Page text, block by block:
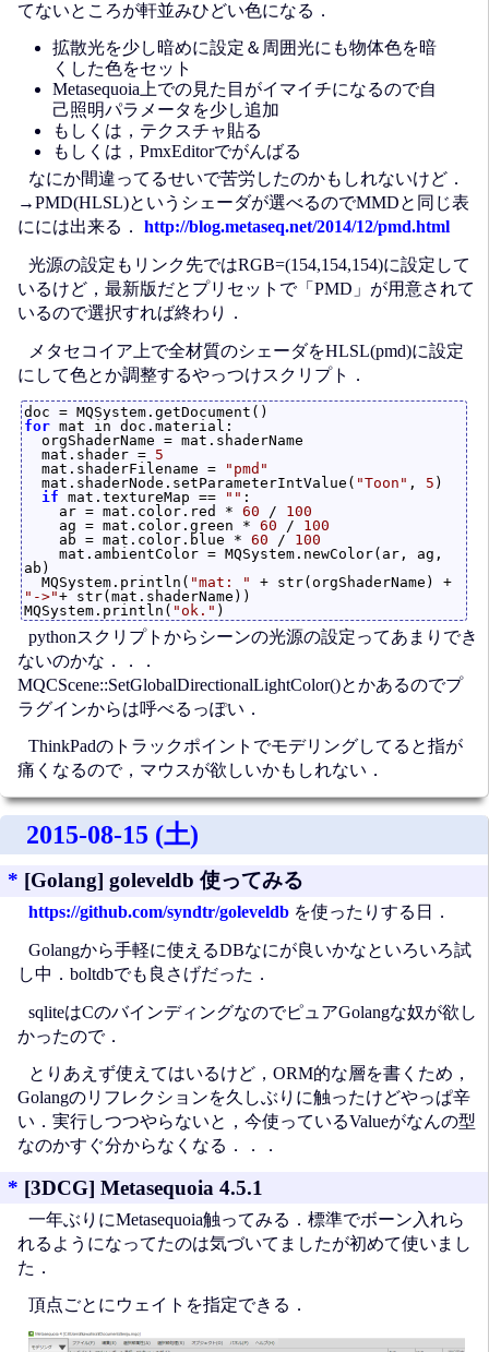
てないところが軒並みひどい色になる．
拡散光を少し暗めに設定＆周囲光にも物体色を暗
くした色をセット
Metasequoia上での見た目がイマイチになるので自
己照明パラメータを少し追加
もしくは，テクスチャ貼る
もしくは，PmxEditorでがんばる
なにか間違ってるせいで苦労したのかもしれないけど．
→PMD(HLSL)というシェーダが選べるのでMMDと同じ表
にには出来る． http://blog.metaseq.net/2014/12/pmd.html
光源の設定もリンク先ではRGB=(154,154,154)に設定して
いるけど，最新版だとプリセットで「PMD」が用意されて
いるので選択すれば終わり．
メタセコイア上で全材質のシェーダをHLSL(pmd)に設定
にして色とか調整するやっつけスクリプト．
for mat in doc.material:
  orgShaderName = mat.shaderName
  mat.shader =
5
  mat.shaderFilename =
"pmd"
  mat.shaderNode.setParameterIntValue(
"Toon" , 5 )
if mat.textureMap == "" :
    ar = mat.color.red *
60 / 100
    ag = mat.color.green *
60 / 100
    ab = mat.color.blue *
60 / 100
    mat.ambientColor = MQSystem.newColor(ar, ag,
ab)
  MQSystem.println(
"mat: "
"->"+ str(mat.shaderName))
MQSystem.println( "ok."
pythonスクリプトからシーンの光源の設定ってあまりでき
ないのかな．．．
MQCScene::SetGlobalDirectionalLightColor()とかあるのでプ
ラグインからは呼べるっぽい．
ThinkPadのトラックポイントでモデリングしてると指が
痛くなるので，マウスが欲しいかもしれない．
2015-08-15 (土)
* [Golang] goleveldb 使ってみる
https://github.com/syndtr/goleveldbを使ったりする日．
Golangから手軽に使えるDBなにが良いかなといろいろ試
し中．boltdbでも良さげだった．
sqliteはCのバインディングなのでピュアGolangな奴が欲し
かったので．
とりあえず使えてはいるけど，ORM的な層を書くため，
Golangのリフレクションを久しぶりに触ったけどやっぱ辛
い．実行しつつやらないと，今使っているValueがなんの型
なのかすぐ分からなくなる．．．
* [3DCG] Metasequoia 4.5.1
一年ぶりにMetasequoia触ってみる．標準でボーン入れら
れるようになってたのは気づいてましたが初めて使いまし
た．
頂点ごとにウェイトを指定できる．